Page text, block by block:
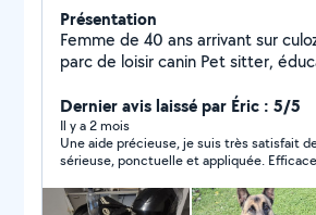
Présentation
Femme de 40 ans arrivant sur
parc de loisir canin Pet sitter,
(expérience pro)
Dernier avis laissé par Éric : 5/5
Il y a 2 mois
Une aide précieuse, je suis très satisfait
sérieuse, ponctuelle et appliquée.